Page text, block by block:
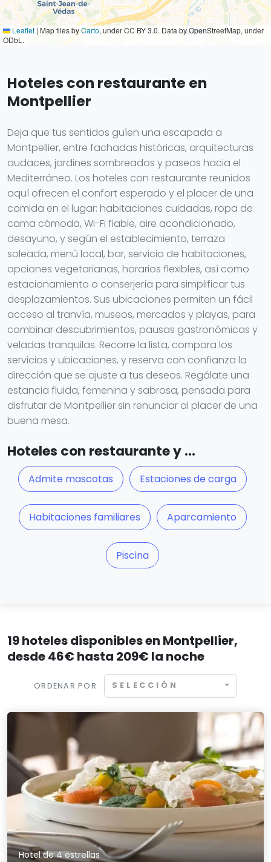
Leaflet | Map tiles byCarto, under CC BY 3.0. Data by OpenStreetMap, under
ODbL.
Hoteles con restaurante en
Montpellier
Deja que tus sentidos guíen una escapada a
Montpellier, entre fachadas históricas, arquitecturas
audaces, jardines sombreados y paseos hacia el
Mediterráneo. Los hoteles con restaurante reunidos
aquí ofrecen el confort esperado y el placer de una
comida en el lugar: habitaciones cuidadas, ropa de
cama cómoda, Wi-Fi fiable, aire acondicionado,
desayuno, y según el establecimiento, terraza
soleada, menú local, bar, servicio de habitaciones,
opciones vegetarianas, horarios flexibles, así como
estacionamiento o conserjería para simplificar tus
desplazamientos. Sus ubicaciones permiten un fácil
acceso al tranvía, museos, mercados y playas, para
combinar descubrimientos, pausas gastronómicas y
veladas tranquilas. Recorre la lista, compara los
servicios y ubicaciones, y reserva con confianza la
dirección que se ajuste a tus deseos. Regálate una
estancia fluida, femenina y sabrosa, pensada para
disfrutar de Montpellier sin renunciar al placer de una
buena mesa.
Hoteles con restaurante y ...
Admite mascotas Estaciones de carga
Habitaciones familiares Aparcamiento
Piscina
19 hoteles disponibles en Montpellier,
desde 46€ hasta 209€ la noche
ORDENAR POR SELECCIÓN
Hotel de 4 estrellas